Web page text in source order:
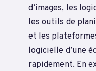
d’images, les
les outils de
et les
logicielle d’une
rapidement. En